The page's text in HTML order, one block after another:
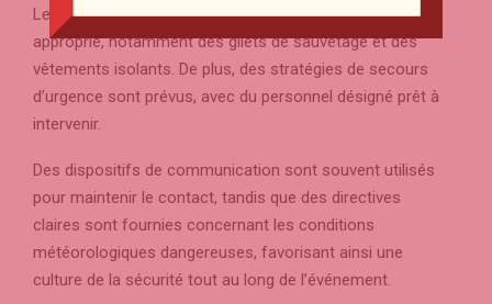
Les participants doivent porter l’équipement de sécurité
approprié, notamment des gilets de sauvetage et des
vêtements isolants. De plus, des stratégies de secours
d’urgence sont prévus, avec du personnel désigné prêt à
intervenir.
Des dispositifs de communication sont souvent utilisés
pour maintenir le contact, tandis que des directives
claires sont fournies concernant les conditions
météorologiques dangereuses, favorisant ainsi une
culture de la sécurité tout au long de l’événement.